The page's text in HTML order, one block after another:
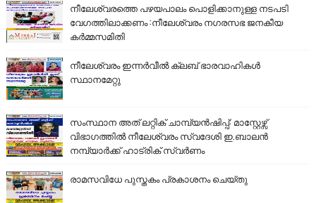
നീലേശ്വരത്തെ പഴയപാലം പൊളിക്കാനുള്ള നടപടി
വേഗത്തിലാക്കണം :നീലേശ്വരം നഗരസഭ ജനകീയ
കർമ്മസമിതി
നീലേശ്വരം ഇന്നർവീൽ ക്ലബ് ഭാരവാഹികൾ
സ്ഥാനമേറ്റു
സംസ്ഥാന അത് ലറ്റിക് ചാമ്പ്യൻഷിപ്പ്: മാസ്റ്റേഴ്സ്
വിഭാഗത്തിൽ നീലേശ്വരം സ്വദേശി ഇ.ബാലൻ
നമ്പ്യാർക്ക് ഹാട്രിക് സ്വർണം
രാമസവിധേ പുസ്തകം പ്രകാശനം ചെയ്തു